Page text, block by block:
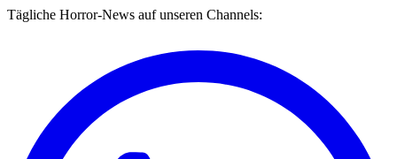
Tägliche Horror-News auf unseren Channels: